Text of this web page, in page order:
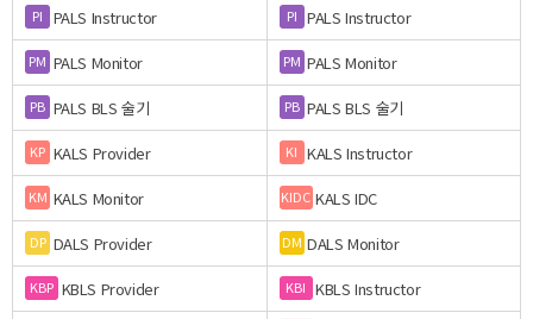
PI PALS Instructor PI PALS Instructor
PM PALS Monitor PM PALS Monitor
PB PALS BLS 술기 PB PALS BLS 술기
KP KALS Provider KI KALS Instructor
KM KALS Monitor KIDC KALS IDC
DP DALS Provider DM DALS Monitor
KBP KBLS Provider KBI KBLS Instructor